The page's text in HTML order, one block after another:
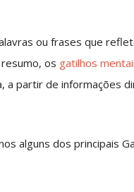
ou frases que
os gatilhos
a partir de informações
alguns dos principais